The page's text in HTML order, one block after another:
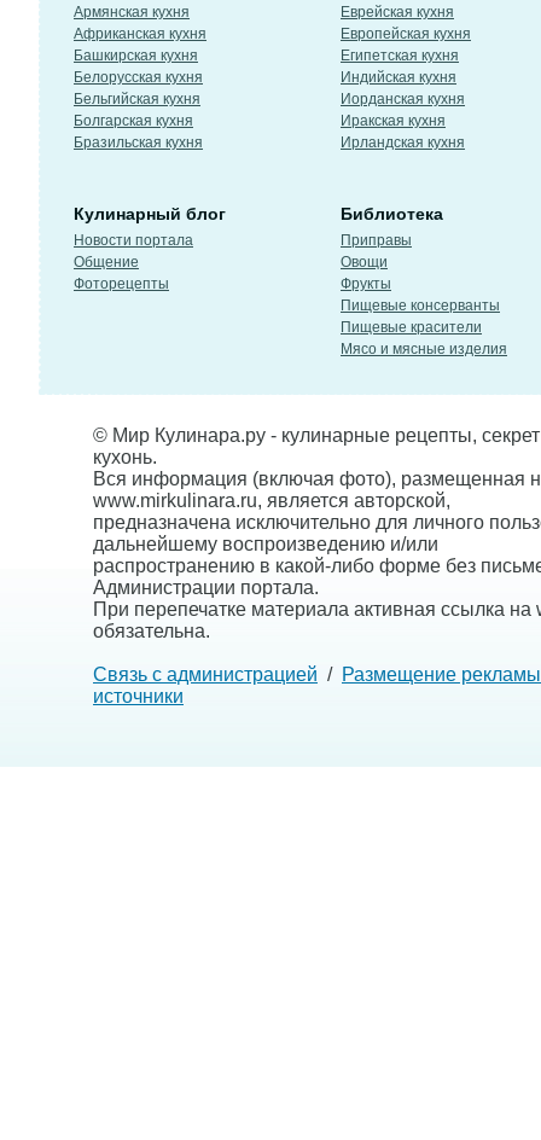
Армянская кухня
Африканская кухня
Башкирская кухня
Белорусская кухня
Бельгийская кухня
Болгарская кухня
Бразильская кухня
Еврейская кухня
Европейская кухня
Египетская кухня
Индийская кухня
Иорданская кухня
Иракская кухня
Ирландская кухня
Кулинарный блог
Новости портала
Общение
Фоторецепты
Библиотека
Приправы
Овощи
Фрукты
Пищевые консерванты
Пищевые красители
Мясо и мясные изделия
© Мир Кулинара.ру - кулинарные рецепты,
кухонь.
Вся информация (включая фото), размещенная
www.mirkulinara.ru, является авторской,
предназначена исключительно для личного
дальнейшему воспроизведению и/или
распространению в какой-либо форме без
Администрации портала.
При перепечатке материала активная ссылка на
обязательна.
Связь с администрацией / Размещение рекламы
источники